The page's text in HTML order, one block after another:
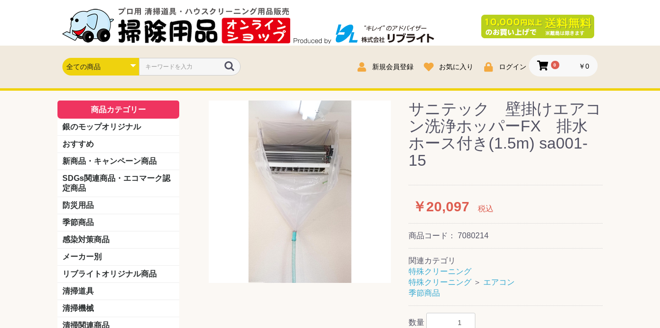
新規会員登録 お気に入り ログイン 0 ￥0
商品カテゴリー
銀のモップオリジナル
おすすめ
新商品・キャンペーン商品
キャンペーン商品
新製品
SDGs関連商品・エコマーク認
定商品
防災用品
季節商品
感染対策商品
おう吐物
除菌洗剤
うがい薬
マスク
手洗い石鹸
手指消毒
手袋
メーカー別
クオリティ
ニイタカ
シーバイエス
リンレイ
ペンギンワックス
横浜油脂工業
ミッケル化学（旧：スイショウ
ユシロ化学
コニシ
つやげん
ダイカ商事
スリーエムジャパン
山崎産業
テラモト
セイワ
エトレー
ラバーメイド
ジャパックス
日本サニパック
ケルヒャー
マキタ
ショーワグローブ
花王
サラヤ
アルボース
コスケム
ミヤキ
紺商
信徳ポミー
リブライトオリジナル商品
LLオレンジクリーナー
LL油脂専用クリーナー
LLワックスモップ
LL-21
マーベラスiL
清掃道具
ほうき
ちりとり
モップ及び関連品
モップ
ハードフロア用ダストモップ
テラモト
その他
清掃機械
掃除機
高圧洗浄機
吸水機
カーペット用マシン
送風機
ポリッシャー
ポリッシャー・自動床洗浄機用
掃除機用紙パック
その他
清掃関連商品
サニテック 壁掛けエアコ
ン洗浄ホッパーFX 排水
ホース付き(1.5m) sa001-
15
￥20,097 税込
商品コード： 7080214
関連カテゴリ
特殊クリーニング
特殊クリーニング ＞ エアコン
季節商品
数量